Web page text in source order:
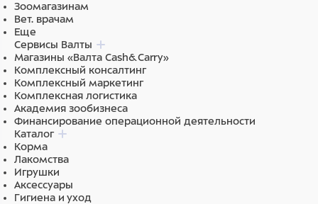
Зоомагазинам
Вет. врачам
Еще
Сервисы Валты
Магазины «Валта Cash&Carry»
Комплексный консалтинг
Комплексный маркетинг
Комплексная логистика
Академия зообизнеса
Финансирование операционной деятельности
Каталог
Корма
Лакомства
Игрушки
Аксессуары
Гигиена и уход